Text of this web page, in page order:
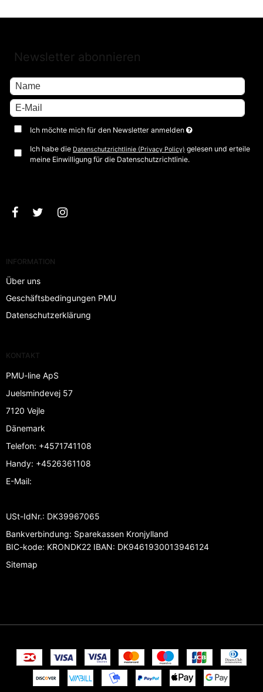
Newsletter abonnieren
Ich möchte mich für den Newsletter anmelden
Ich habe die Datenschutzrichtlinie (Privacy Policy) gelesen und erteile
meine Einwilligung für die Datenschutzrichtlinie.
INFORMATION
Über uns
Geschäftsbedingungen PMU
Datenschutzerklärung
KONTAKT
PMU-line ApS
Juelsmindevej 57
7120 Vejle
Dänemark
Telefon: +4571741108
Handy: +4526361108
E-Mail:
USt-IdNr.: DK39967065
Bankverbindung: Sparekassen Kronjylland
BIC-kode: KRONDK22 IBAN: DK9461930013946124
Sitemap